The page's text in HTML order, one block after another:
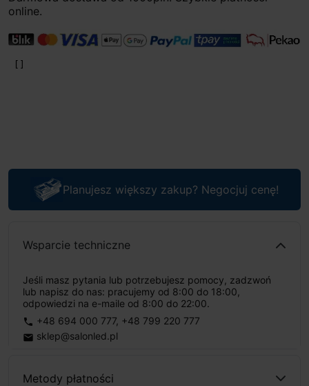
online.
Planujesz większy zakup? Negocjuj cenę!
Wsparcie techniczne
Jeśli masz pytania lub potrzebujesz pomocy, zadzwoń
lub napisz do nas: pracujemy od 8:00 do 18:00,
odpowiedzi na e-maile od 8:00 do 22:00.
phone +48 694 000 777, +48 799 220 777
email sklep@salonled.pl
Metody płatności